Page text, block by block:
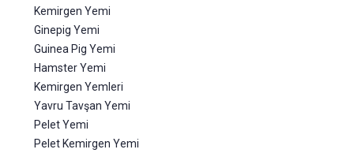
Kemirgen Yemi
Ginepig Yemi
Guinea Pig Yemi
Hamster Yemi
Kemirgen Yemleri
Yavru Tavşan Yemi
Pelet Yemi
Pelet Kemirgen Yemi